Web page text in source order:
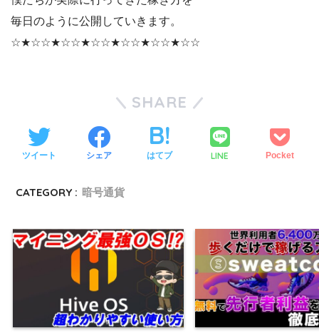
毎日のように公開していきます。
☆★☆☆★☆☆★☆☆★☆☆★☆☆★☆☆
SHARE
ツイート シェア はてブ LINE Pocket
CATEGORY : 暗号通貨